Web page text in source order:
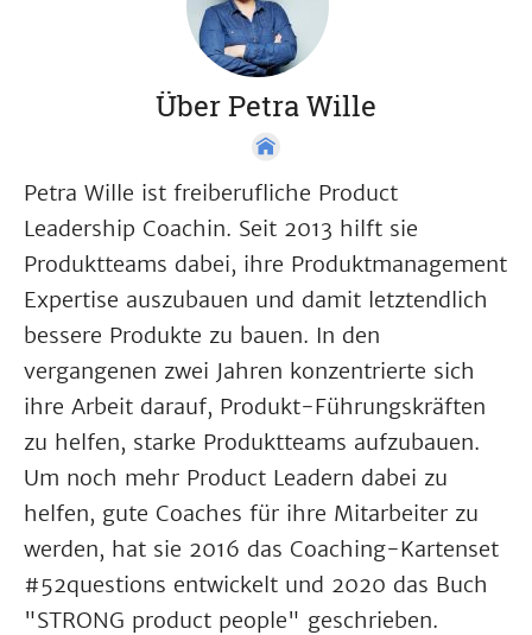
Über Petra Wille
Petra Wille ist freiberufliche Product
Leadership Coachin. Seit 2013 hilft sie
Produktteams dabei, ihre Produktmanagement
Expertise auszubauen und damit letztendlich
bessere Produkte zu bauen. In den
vergangenen zwei Jahren konzentrierte sich
ihre Arbeit darauf, Produkt-Führungskräften
zu helfen, starke Produktteams aufzubauen.
Um noch mehr Product Leadern dabei zu
helfen, gute Coaches für ihre Mitarbeiter zu
werden, hat sie 2016 das Coaching-Kartenset
#52questions entwickelt und 2020 das Buch
"STRONG product people" geschrieben.